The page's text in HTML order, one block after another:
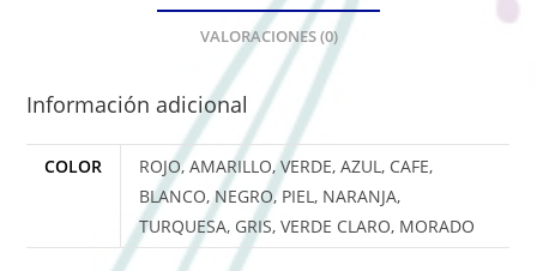
VALORACIONES (0)
Información adicional
COLOR
ROJO, AMARILLO, VERDE, AZUL, CAFE,
BLANCO, NEGRO, PIEL, NARANJA,
TURQUESA, GRIS, VERDE CLARO, MORADO